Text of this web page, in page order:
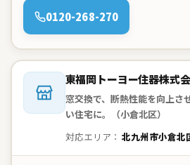
電話：
0120-268-270
会社名：
東福岡トーヨー住器株式
窓交換で、断熱性能を向上さ
い住宅に。（小倉北区）
対応エリア： 北九州市小倉北